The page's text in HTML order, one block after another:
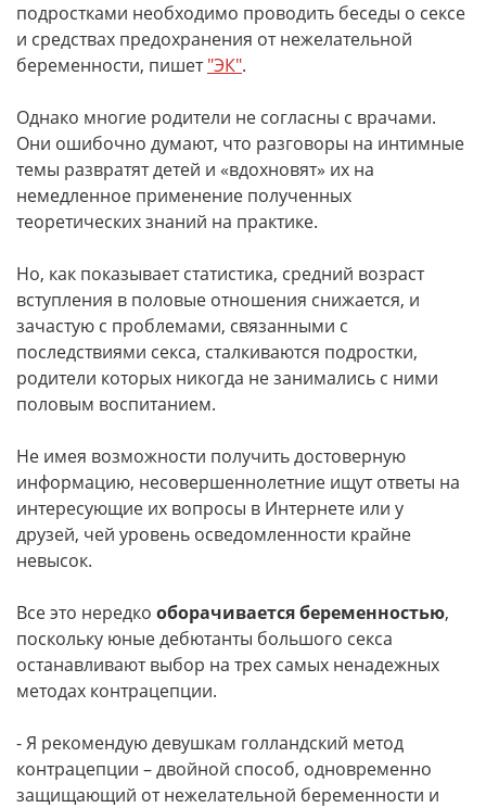
подростками необходимо проводить беседы о сексе
и средствах предохранения от нежелательной
беременности, пишет"ЭК".
Однако многие родители не согласны с врачами.
Они ошибочно думают, что разговоры на интимные
темы развратят детей и «вдохновят» их на
немедленное применение полученных
теоретических знаний на практике.
Но, как показывает статистика, средний возраст
вступления в половые отношения снижается, и
зачастую с проблемами, связанными с
последствиями секса, сталкиваются подростки,
родители которых никогда не занимались с ними
половым воспитанием.
Не имея возможности получить достоверную
информацию, несовершеннолетние ищут ответы на
интересующие их вопросы в Интернете или у
друзей, чей уровень осведомленности крайне
невысок.
Все это нередко оборачивается беременностью,
поскольку юные дебютанты большого секса
останавливают выбор на трех самых ненадежных
методах контрацепции.
- Я рекомендую девушкам голландский метод
контрацепции – двойной способ, одновременно
защищающий от нежелательной беременности и